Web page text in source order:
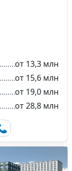
от 13,3 млн
от 15,6 млн
от 19,0 млн
от 28,8 млн